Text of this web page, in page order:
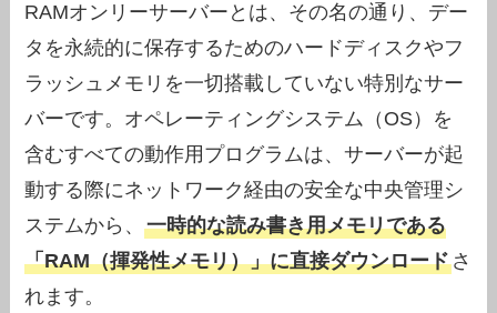
RAMオンリーサーバーとは、その名の通り、デー
タを永続的に保存するためのハードディスクやフ
ラッシュメモリを一切搭載していない特別なサー
バーです。オペレーティングシステム（OS）を
含むすべての動作用プログラムは、サーバーが起
動する際にネットワーク経由の安全な中央管理シ
ステムから、一時的な読み書き用メモリである
「RAM（揮発性メモリ）」に直接ダウンロードさ
れます。